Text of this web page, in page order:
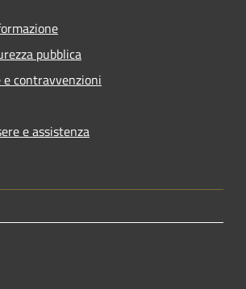
pubblica
contravvenzioni
e assistenza